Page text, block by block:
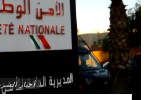
أخبار